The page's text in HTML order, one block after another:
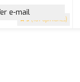
5 (187 opiniones)
e-mail